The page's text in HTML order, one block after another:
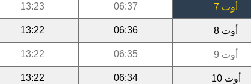
أوت 7 06:37
13:23
أوت 8 06:36
13:22
أوت 9 06:35
13:22
أوت 10 06:34
13:22